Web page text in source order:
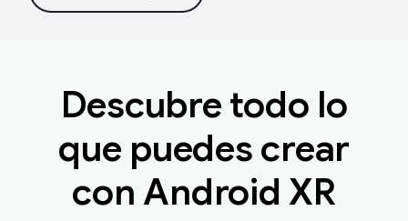
Descubre todo lo
que puedes crear
con Android XR